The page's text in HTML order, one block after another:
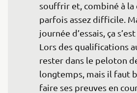
souffrir et, combiné à la
parfois assez difficile.
journée d’essais, ça
Lors des qualifications
rester dans le peloton
longtemps, mais il faut
faire ses preuves en